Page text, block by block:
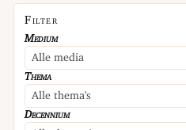
Filter
Medium
Alle media
Thema
Alle thema's
Decennium